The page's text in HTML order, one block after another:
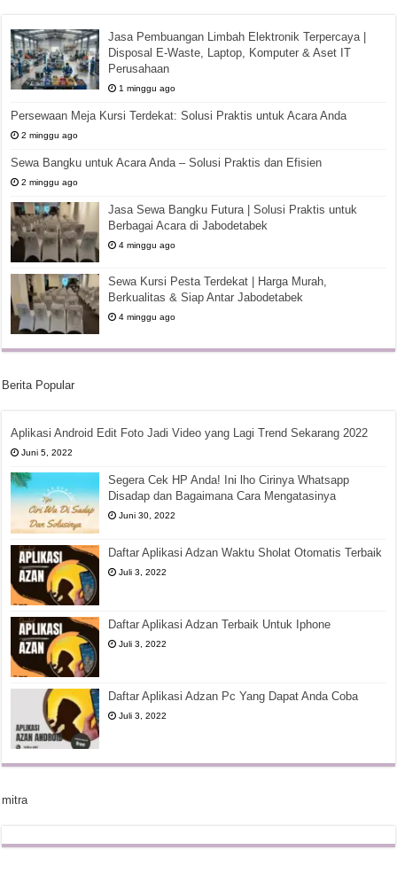
Jasa Pembuangan Limbah Elektronik Terpercaya |
Disposal E-Waste, Laptop, Komputer & Aset IT
Perusahaan
1 minggu ago
Persewaan Meja Kursi Terdekat: Solusi Praktis untuk Acara Anda
2 minggu ago
Sewa Bangku untuk Acara Anda – Solusi Praktis dan Efisien
2 minggu ago
Jasa Sewa Bangku Futura | Solusi Praktis untuk
Berbagai Acara di Jabodetabek
4 minggu ago
Sewa Kursi Pesta Terdekat | Harga Murah,
Berkualitas & Siap Antar Jabodetabek
4 minggu ago
Berita Popular
Aplikasi Android Edit Foto Jadi Video yang Lagi Trend Sekarang 2022
Juni 5, 2022
Segera Cek HP Anda! Ini lho Cirinya Whatsapp
Disadap dan Bagaimana Cara Mengatasinya
Juni 30, 2022
Daftar Aplikasi Adzan Waktu Sholat Otomatis Terbaik
Juli 3, 2022
Daftar Aplikasi Adzan Terbaik Untuk Iphone
Juli 3, 2022
Daftar Aplikasi Adzan Pc Yang Dapat Anda Coba
Juli 3, 2022
mitra